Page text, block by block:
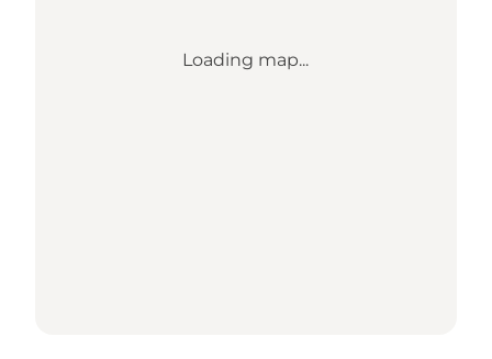
Loading map...